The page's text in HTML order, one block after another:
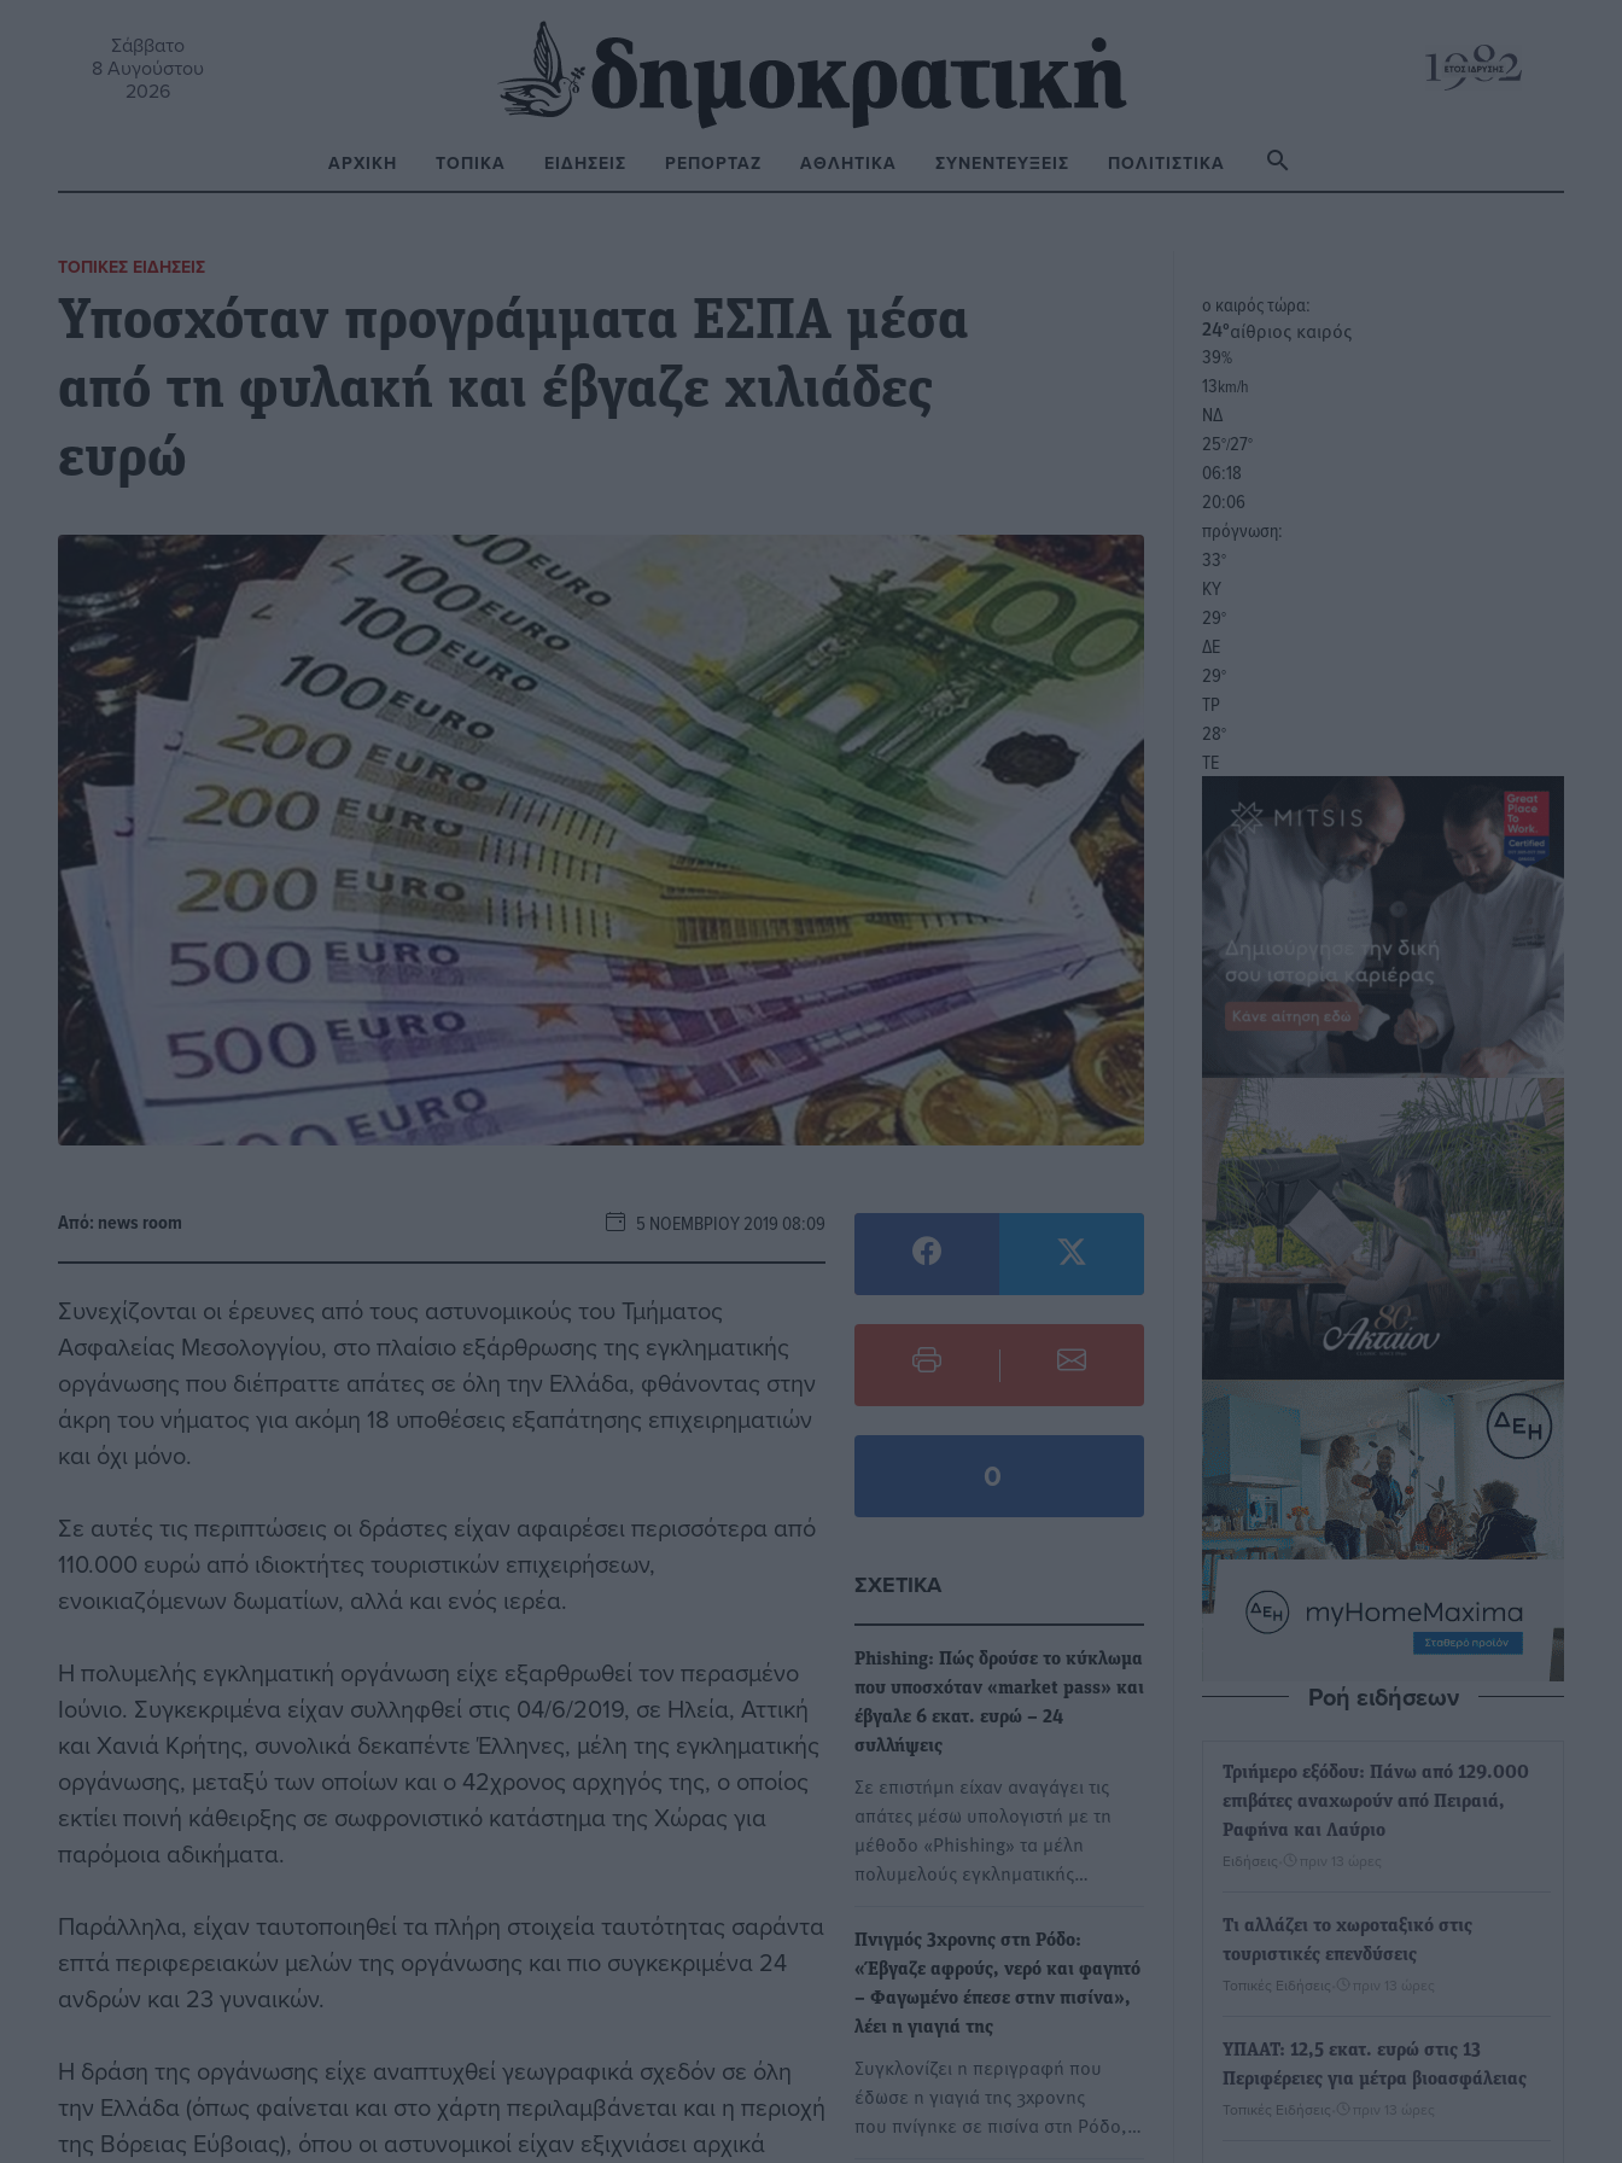
Σάββατο
8 Αυγούστου
2026
ΑΡΧΙΚΉ ΤΟΠΙΚΆ ΕΙΔΉΣΕΙΣ ΡΕΠΟΡΤΆΖ ΑΘΛΗΤΙΚΆ ΣΥΝΕΝΤΕΎΞΕΙΣ ΠΟΛΙΤΙΣΤΙΚΆ
ΤΟΠΙΚΈΣ ΕΙΔΉΣΕΙΣ
Υποσχόταν προγράμματα ΕΣΠΑ μέσα
από τη φυλακή και έβγαζε χιλιάδες
ευρώ
Από: news room 5 ΝΟΕΜΒΡΊΟΥ 2019 08:09
Συνεχίζονται οι έρευνες από τους αστυνομικούς του Τμήματος
Ασφαλείας Μεσολογγίου, στο πλαίσιο εξάρθρωσης της εγκληματικής
οργάνωσης που διέπραττε απάτες σε όλη την Ελλάδα, φθάνοντας στην
άκρη του νήματος για ακόμη 18 υποθέσεις εξαπάτησης επιχειρηματιών
και όχι μόνο.
Σε αυτές τις περιπτώσεις οι δράστες είχαν αφαιρέσει περισσότερα από
110.000 ευρώ από ιδιοκτήτες τουριστικών επιχειρήσεων,
ενοικιαζόμενων δωματίων, αλλά και ενός ιερέα.
Η πολυμελής εγκληματική οργάνωση είχε εξαρθρωθεί τον περασμένο
Ιούνιο. Συγκεκριμένα είχαν συλληφθεί στις 04/6/2019, σε Ηλεία, Αττική
και Χανιά Κρήτης, συνολικά δεκαπέντε Έλληνες, μέλη της εγκληματικής
οργάνωσης, μεταξύ των οποίων και ο 42χρονος αρχηγός της, ο οποίος
εκτίει ποινή κάθειρξης σε σωφρονιστικό κατάστημα της Χώρας για
παρόμοια αδικήματα.
Παράλληλα, είχαν ταυτοποιηθεί τα πλήρη στοιχεία ταυτότητας σαράντα
επτά περιφερειακών μελών της οργάνωσης και πιο συγκεκριμένα 24
ανδρών και 23 γυναικών.
Η δράση της οργάνωσης είχε αναπτυχθεί γεωγραφικά σχεδόν σε όλη
την Ελλάδα (όπως φαίνεται και στο χάρτη περιλαμβάνεται και η περιοχή
της Βόρειας Εύβοιας), όπου οι αστυνομικοί είχαν εξιχνιάσει αρχικά
0
ΣΧΕΤΙΚΆ
Phishing: Πώς δρούσε το κύκλωμα
που υποσχόταν «market pass» και
έβγαλε 6 εκατ. ευρώ – 24
συλλήψεις
Σε επιστήμη είχαν αναγάγει τις
απάτες μέσω υπολογιστή με τη
μέθοδο «Phishing» τα μέλη
πολυμελούς εγκληματικής…
Πνιγμός 3χρονης στη Ρόδο:
«Έβγαζε αφρούς, νερό και φαγητό
– Φαγωμένο έπεσε στην πισίνα»,
λέει η γιαγιά της
Συγκλονίζει η περιγραφή που
έδωσε η γιαγιά της 3χρονης
που πνίγηκε σε πισίνα στη Ρόδο,…
o καιρός τώρα:
24°αίθριος καιρός
39%
13km/h
ΝΔ
25°/27°
06:18
20:06
πρόγνωση:
33°
ΚΥ
29°
ΔΕ
29°
ΤΡ
28°
ΤΕ
Ροή ειδήσεων
Τριήμερο εξόδου: Πάνω από 129.000
επιβάτες αναχωρούν από Πειραιά,
Ραφήνα και Λαύριο
Ειδήσεις πριν 13 ώρες
Τι αλλάζει το χωροταξικό στις
τουριστικές επενδύσεις
Τοπικές Ειδήσεις πριν 13 ώρες
ΥΠΑΑΤ: 12,5 εκατ. ευρώ στις 13
Περιφέρειες για μέτρα βιοασφάλειας
Τοπικές Ειδήσεις πριν 13 ώρες